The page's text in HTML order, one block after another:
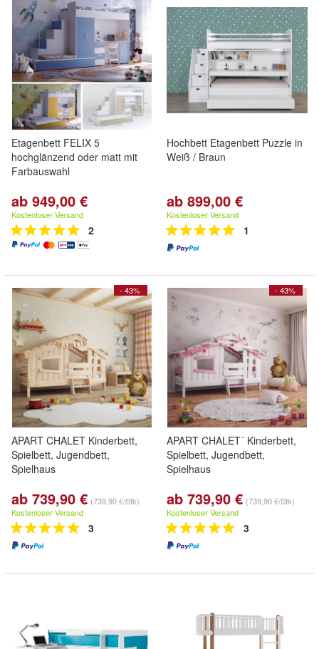
Etagenbett FELIX 5
hochglänzend oder matt mit
Farbauswahl
ab 949,00 €
Kostenloser Versand
2
Hochbett Etagenbett Puzzle in
Weiß / Braun
ab 899,00 €
Kostenloser Versand
1
- 43%
APART CHALET Kinderbett,
Spielbett, Jugendbett,
Spielhaus
ab 739,90 € (739,90 €/Stk)
Kostenloser Versand
3
- 43%
APART CHALET´ Kinderbett,
Spielbett, Jugendbett,
Spielhaus
ab 739,90 € (739,90 €/Stk)
Kostenloser Versand
3